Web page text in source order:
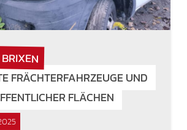
FRÄCHTERFAHRZEUGE UND
FLÄCHEN